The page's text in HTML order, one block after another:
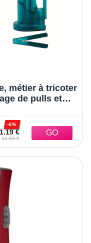
métier à tricoter
de pulls et
tissage
€
-6%
11.92 €